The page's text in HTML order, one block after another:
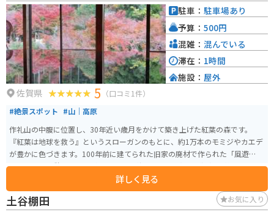
います。道の駅 鹿島を拠点に、佐賀県の観光を楽しんでみてはいかがでしょ
うか。
佐賀県 5 （口コミ1件）
#絶景スポット #山｜高原
作礼山の中腹に位置し、30年近い歳月をかけて築き上げた紅葉の森です。
『紅葉は地球を救う』というスローガンのもとに、約1万本のモミジやカエデ
が豊かに色づきます。100年前に建てられた旧家の廃材で作られた「風遊山
荘」では、休憩することができます。 秋になると、紅葉が深紅・黄緑と色と
詳しく見る
駐車： 駐車場あり
予算： 500円
混雑： 混んでいる
滞在： 1時間
施設： 屋外
土谷棚田 お気に入り